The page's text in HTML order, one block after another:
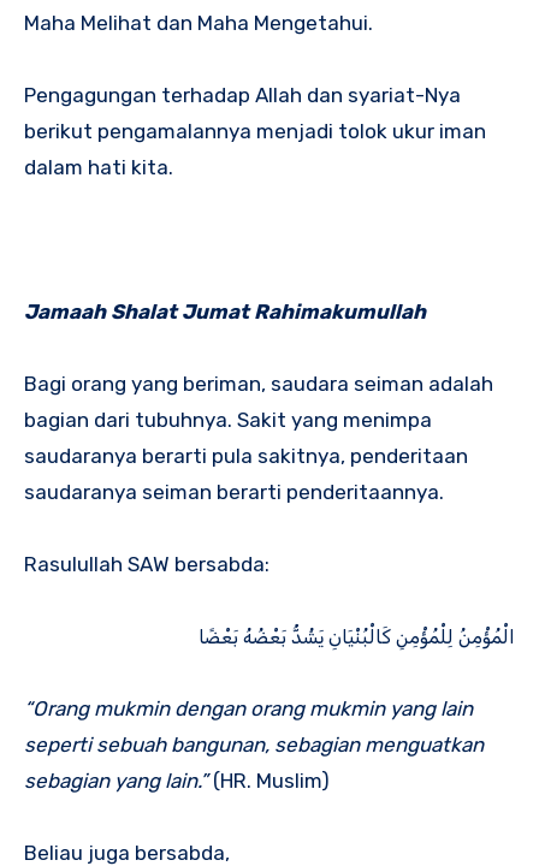
Maha Melihat dan Maha Mengetahui.
Pengagungan terhadap Allah dan syariat-Nya
berikut pengamalannya menjadi tolok ukur iman
dalam hati kita.
Jamaah Shalat Jumat Rahimakumullah
Bagi orang yang beriman, saudara seiman adalah
bagian dari tubuhnya. Sakit yang menimpa
saudaranya berarti pula sakitnya, penderitaan
saudaranya seiman berarti penderitaannya.
Rasulullah SAW bersabda:
الْمُؤْمِنُ لِلْمُؤْمِنِ كَالْبُنْيَانِ يَشُدُّ بَعْضُهُ بَعْضًا
“Orang mukmin dengan orang mukmin yang lain
seperti sebuah bangunan, sebagian menguatkan
sebagian yang lain.”(HR. Muslim)
Beliau juga bersabda,